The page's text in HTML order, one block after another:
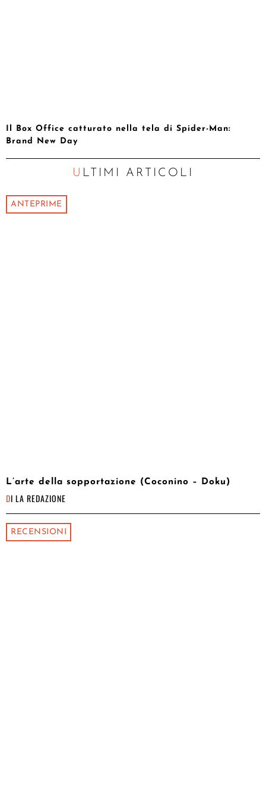
Il Box Office catturato nella tela di Spider-Man:
Brand New Day
ULTIMI ARTICOLI
ANTEPRIME
L’arte della sopportazione (Coconino – Doku)
DI LA REDAZIONE
RECENSIONI